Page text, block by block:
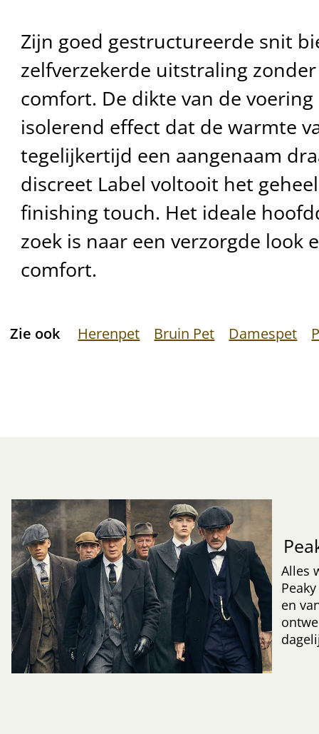
Zijn goed gestructureerde snit
zelfverzekerde uitstraling
comfort. De dikte van de
isolerend effect dat de warmte
tegelijkertijd een aangenaam
discreet Label voltooit het
finishing touch. Het ideale
zoek is naar een verzorgde look
comfort.
Zie ook Herenpet Bruin Pet Damespet
Alles
en